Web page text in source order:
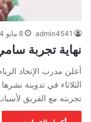
admin4541 8 مايو 2024
نهاية تجربة
أعلن مدرب الإتحاد
الثلاثاء في تدوينة
تجربته مع الفريق